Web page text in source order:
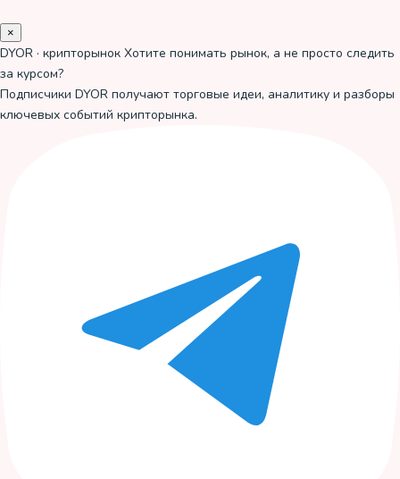
×
DYOR · крипторынок Хотите понимать рынок, а не просто следить
за курсом?
Подписчики DYOR получают торговые идеи, аналитику и разборы
ключевых событий крипторынка.